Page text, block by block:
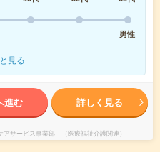
男性
見る
進む 詳しく見る
サービス事業部 （医療福祉介護関連）